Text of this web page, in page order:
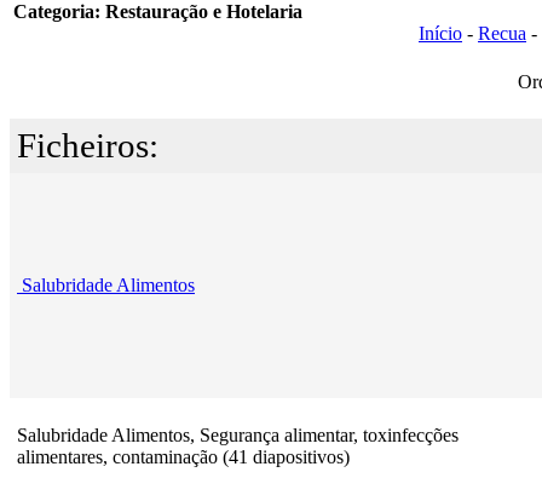
Categoria: Restauração e Hotelaria
Início - Recua -
Ficheiros:
Salubridade Alimentos
Salubridade Alimentos, Segurança alimentar, toxinfecções
alimentares, contaminação (41 diapositivos)